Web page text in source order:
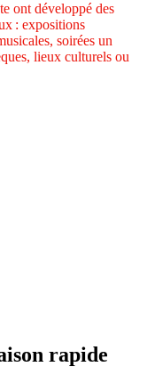
ont développé des
: expositions
soirées un
lieux culturels ou
rapide